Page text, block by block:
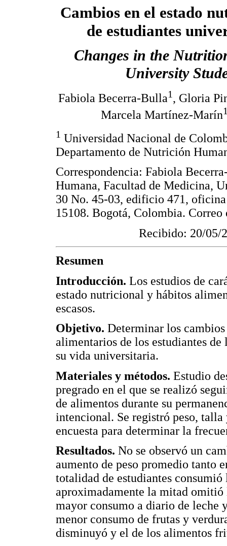
Cambios en el estado
de estudiantes
Changes in the
University
Fabiola Becerra-Bulla1, Gloria
Marcela Martínez-Marín
1 Universidad Nacional de
Departamento de Nutrición
Correspondencia: Fabiola
Humana, Facultad de Medicina,
30 No. 45-03, edificio 471,
15108. Bogotá, Colombia.
Recibido: 20/05/
Resumen
Introducción. Los estudios de
estado nutricional y hábitos
escasos.
Objetivo. Determinar los
alimentarios de los estudiantes
su vida universitaria.
Materiales y métodos. Estudio
pregrado en el que se realizó
de alimentos durante su
intencional. Se registró peso,
encuesta para determinar la
Resultados. No se observó un
aumento de peso promedio tanto
totalidad de estudiantes
aproximadamente la mitad omitió
mayor consumo a diario de leche
menor consumo de frutas y
disminuyó y el de los alimentos